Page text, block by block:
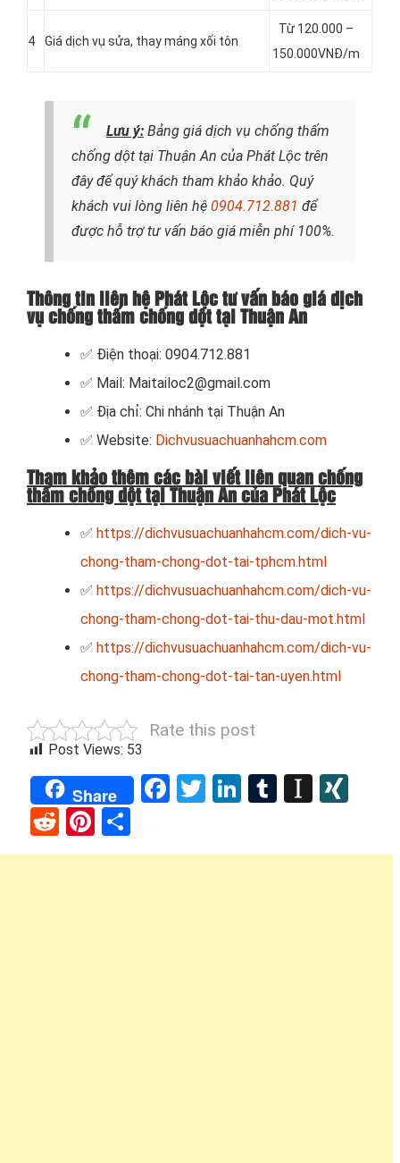
4 Giá dịch vụ sửa, thay máng xối tôn
Từ 120.000 –
150.000VNĐ/m
Lưu ý: Bảng giá dịch vụ chống thấm
chống dột tại Thuận An của Phát Lộc trên
đây để quý khách tham khảo khảo. Quý
khách vui lòng liên hệ 0904.712.881 để
được hỗ trợ tư vấn báo giá miễn phí 100%.
Thông tin liên hệ Phát Lộc tư vấn báo giá dịch
vụ chống thấm chống dột tại Thuận An
✅ Điện thoại: 0904.712.881
✅ Mail: Maitailoc2@gmail.com
✅ Địa chỉ: Chi nhánh tại Thuận An
✅ Website: Dichvusuachuanhahcm.com
Tham khảo thêm các bài viết liên quan chống
thấm chống dột tại Thuận An của Phát Lộc
✅ https://dichvusuachuanhahcm.com/dich-vu-
chong-tham-chong-dot-tai-tphcm.html
✅ https://dichvusuachuanhahcm.com/dich-vu-
chong-tham-chong-dot-tai-thu-dau-mot.html
✅ https://dichvusuachuanhahcm.com/dich-vu-
chong-tham-chong-dot-tai-tan-uyen.html
Rate this post
Post Views: 53
Share Facebook
TwitterLinkedIn
Tumblr
RedditPinterest